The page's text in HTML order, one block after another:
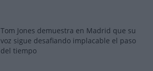
Tom Jones demuestra en Madrid que su
voz sigue desafiando implacable el paso
del tiempo